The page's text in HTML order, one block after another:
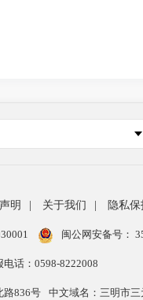
明 关于我们 隐私保
闽公网安备号：
话：0598-8222008
路836号 中文域名：三明市